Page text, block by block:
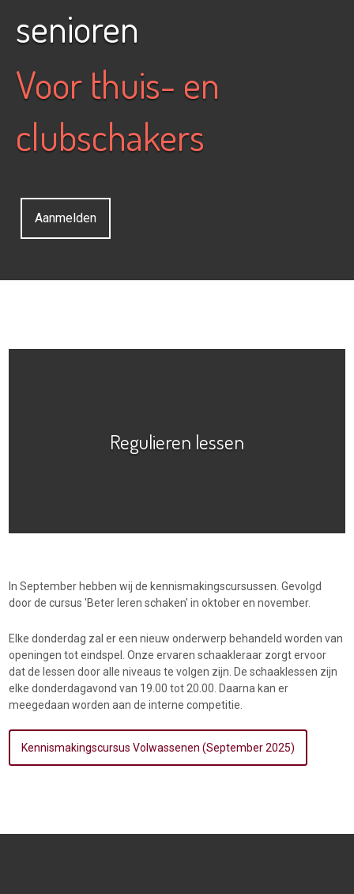
senioren
Voor thuis- en
clubschakers
Aanmelden
Regulieren lessen
In September hebben wij de kennismakingscursussen. Gevolgd
door de cursus 'Beter leren schaken' in oktober en november.
Elke donderdag zal er een nieuw onderwerp behandeld worden van
openingen tot eindspel. Onze ervaren schaakleraar zorgt ervoor
dat de lessen door alle niveaus te volgen zijn. De schaaklessen zijn
elke donderdagavond van 19.00 tot 20.00. Daarna kan er
meegedaan worden aan de interne competitie.
Kennismakingscursus Volwassenen (September 2025)